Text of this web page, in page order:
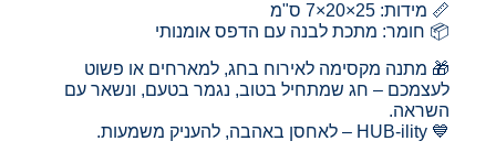
📏 מידות: 25×20×7 ס"מ
📦 חומר: מתכת לבנה עם הדפס אומנותי
🎁 מתנה מקסימה לאירוח בחג, למארחים או פשוט
לעצמכם – חג שמתחיל בטוב, נגמר בטעם, ונשאר עם
השראה.
💙 HUB-ility – לאחסן באהבה, להעניק משמעות.